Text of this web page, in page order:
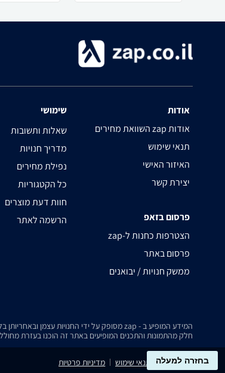
אודות
השוואת מחירים zap אודות
תנאי שימוש
האיזור האישי
יצירת קשר
פרסום בזאפ
zap-הצטרפות כחנות ל
פרסום באתר
ממשק חנויות / יבואנים
שימושי
שאלות ותשובות
מדריך חנויות
נפילת מחירים
כל הקטגוריות
חוות דעת מוצרים
הרשמה לאתר
המידע המופיע ב - zap מסופק על ידי החנויות עצמן ובאחריותן בלבד. במידה ונתקלת בבעיה כלשהי בנתונים המוצגים באתר, אנא שלח אלינו הודעה ואנו נטפל בעניין.
חלק מהתמונות והתכנים המופיעים באתר זה הוכנו בעזרת
בחזרה למעלה
נגישות תנאי שימוש מדיניות פרטיות